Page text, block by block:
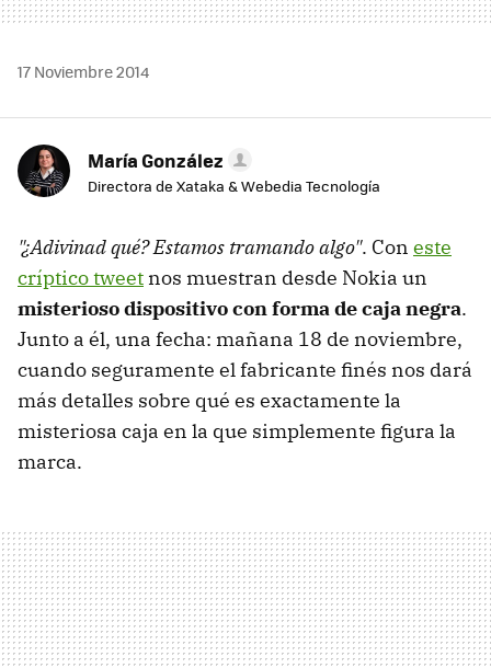
17 Noviembre 2014
María González
Directora de Xataka & Webedia Tecnología
"¿Adivinad qué? Estamos tramando algo". Con este
críptico tweet nos muestran desde Nokia un
misterioso dispositivo con forma de caja negra.
Junto a él, una fecha: mañana 18 de noviembre,
cuando seguramente el fabricante finés nos dará
más detalles sobre qué es exactamente la
misteriosa caja en la que simplemente figura la
marca.